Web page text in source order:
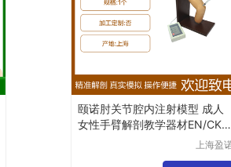
颐诺肘关节腔内注射模型 成人
女性手臂解剖教学器材EN/CK2
上海盈